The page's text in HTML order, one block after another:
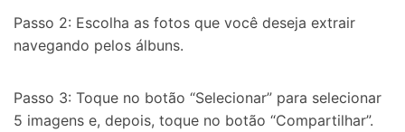
Passo 2: Escolha as fotos que você deseja extrair
navegando pelos álbuns.
Passo 3: Toque no botão “Selecionar” para selecionar
5 imagens e, depois, toque no botão “Compartilhar”.